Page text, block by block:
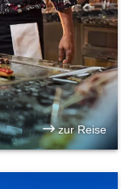
zur Reise